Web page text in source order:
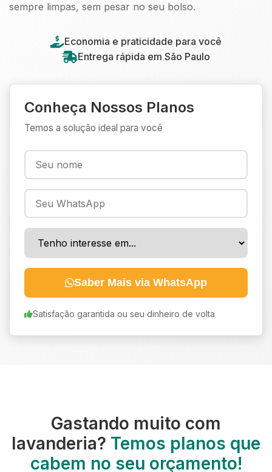
sempre limpas, sem pesar no seu bolso.
Economia e praticidade para você
Entrega rápida em São Paulo
Conheça Nossos Planos
Temos a solução ideal para você
Saber Mais via WhatsApp
Satisfação garantida ou seu dinheiro de volta
Gastando muito com
lavanderia? Temos planos que
cabem no seu orçamento!